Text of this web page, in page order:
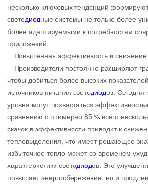
несколько ключевых тенденций
светодиодные системы не только более
более адаптируемыми к потребностям
приложений.
Повышенная эффективность и
Производители постоянно расширяют
чтобы добиться более высоких
источников питания светодиодов. Сегодня
уровня могут похвастаться
сравнению с примерно 85 % всего
скачок в эффективности приводит к
тепловыделения, что имеет решающее
избыточное тепло может со временем
характеристики светодиодов. Это
повышает энергосбережение, но и